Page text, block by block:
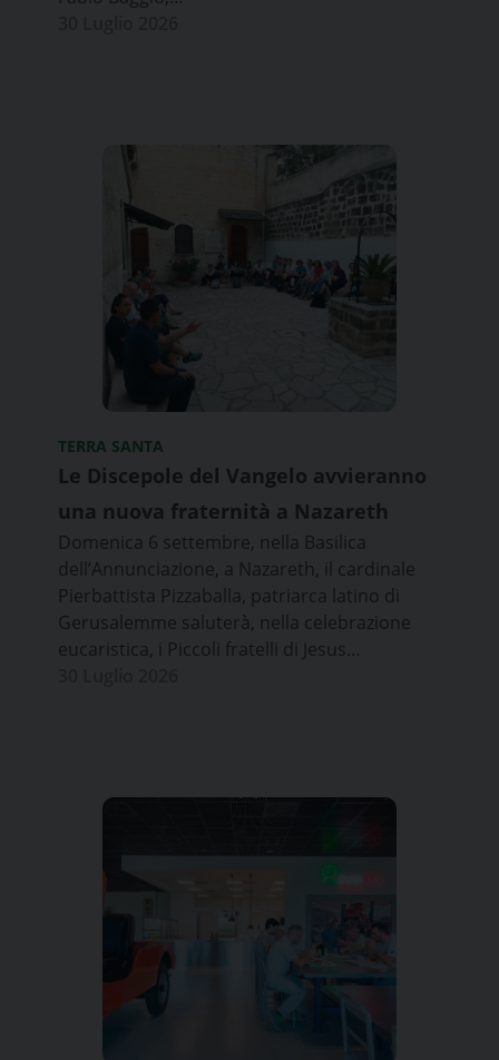
TERRA SANTA
Le Discepole del Vangelo avvieranno
una nuova fraternità a Nazareth
Domenica 6 settembre, nella Basilica
dell’Annunciazione, a Nazareth, il cardinale
Pierbattista Pizzaballa, patriarca latino di
Gerusalemme saluterà, nella celebrazione
eucaristica, i Piccoli fratelli di Jesus…